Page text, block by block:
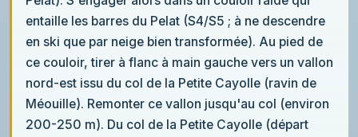
entaille les barres du Pelat (S4/S5 ; à ne descendre
en ski que par neige bien transformée). Au pied de
ce couloir, tirer à flanc à main gauche vers un vallon
nord-est issu du col de la Petite Cayolle (ravin de
Méouille). Remonter ce vallon jusqu'au col (environ
200-250 m). Du col de la Petite Cayolle (départ